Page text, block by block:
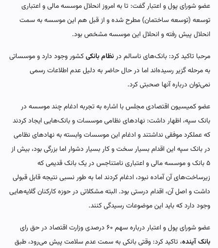
عضو شورای پول و اعتبار گفت: تا به امروز انحلال موسسه مالی و اعتباری
توسعه (توسعه ساختمان) مطرح شده و از قبل هم این موسسه به سمت
انحلال پیش رفته و انحلال این موسسه مشخص بود.
مرحبا تاکید کرد: بانک‌های ناسالم درنظام بانکیکشور وجود دارد و موسساتی
به مرحله گزیر رسیده‌اند اما در حال حاضر به دلیل عدم اطلاعات رسمی
نمی‌توان درباره آنها صحبتی کرد.
عضو کمیسیون اقتصادی مجلس با اشاره به تجربه ادغام چند موسسه در
بانک سپه، اظهار داشت: نهادهای نظامی موسسات و بانک‌هایی ایجاد کردند
که عملکرد موفقی نداشتند و ادغام این موسسات وابسته به نهادهای نظامی
در بانک سپه این اقدام بسیار سخت و کار بسیار دشوار اما بزرگی بود، بیش از
۵ بانک و موسسه مالی و اعتباری نامتناجس در یک بانک قدیمی که
زیرساخت‌های آن آماده نبود، ادغام کردند اما به طور نسبی نتیجه قابل قبولی
داشت و اصل آن، اقدام درستی بود. البته مشکلاتی در حوزه کارکنان گلایه‌هایی
وجود دارد که باید این موضوعات رسیدگی کنند.
عضو شورای پول و اعتبار درباره سهم ۶۰ درصدی وزارت اقتصاد در حق رای
بانک آینده، تاکید کرد: وقتی بانکی به سمت عدم سلامت پیش می‌رود، طبق